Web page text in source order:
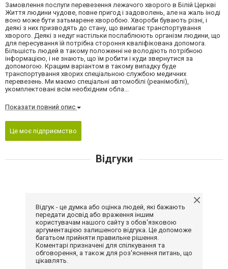
Замовлення послуги перевезення лежачого хворого в Білій Церкві
Життя людини чудове, повне пригод і задоволень, але на жаль іноді
воно може бути затьмарене хворобою. Хвороби бувають різні, і
деякі з них призводять до стану, що вимагає транспортування
хворого. Деякі з недуг настільки послаблюють організм людини, що
для пересування їй потрібна стороння кваліфікована допомога.
Більшість людей в такому положенні не володіють потрібною
інформацією, і не знають, що їм робити і куди звернутися за
допомогою. Кращим варіантом в такому випадку буде
транспортування хворих спеціальною службою медичних
перевезень. Ми маємо спеціальні автомобілі (реанімобілі),
укомплектовані всім необхідним обла...
Показати повний опис
Це моє підприємство
Відгуки
Відгук - це думка або оцінка людей, які бажають
передати досвід або враження іншим
користувачам нашого сайту з обов'язковою
аргументацією залишеного відгука. Це допоможе
багатьом прийняти правильне рішення.
Коментарі призначені для спілкування та
обговорення, а також для роз'яснення питань, що
цікавлять.